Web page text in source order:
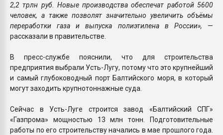
2,2 трлн руб. Новые производства обеспечат работой 5600
человек, а также позволят значительно увеличить объёмы
переработки газа и выпуска полиэтилена в России», —
рассказали в правительстве.
В пресс-службе пояснили, что для строительства
предприятия выбрали Усть-Лугу, потому что это крупнейший
и самый глубоководный порт Балтийского моря, в который
могут заходить крупнотоннажные суда.
Сейчас в Усть-Луге строится завод «Балтийский СПГ»
«Газпрома» мощностью 13 млн тонн. Подготовительные
работы по его строительству начались в мае прошлого года.